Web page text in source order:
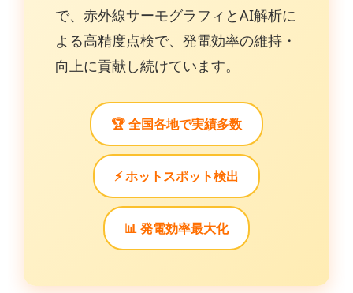
で、赤外線サーモグラフィとAI解析に
よる高精度点検で、発電効率の維持・
向上に貢献し続けています。
🏆 全国各地で実績多数
⚡ ホットスポット検出
📊 発電効率最大化